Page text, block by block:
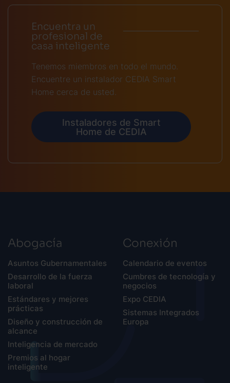
Encuentra un
profesional de
casa inteligente
Tenemos miembros en todo el mundo.
Encuentre un instalador CEDIA Smart
Home cerca de usted.
Instaladores de Smart
Home de CEDIA
Abogacía
Asuntos Gubernamentales
Desarrollo de la fuerza
laboral
Estándares y mejores
prácticas
Diseño y construcción de
alcance
Inteligencia de mercado
Premios al hogar
inteligente
Conexión
Calendario de eventos
Cumbres de tecnología y
negocios
Expo CEDIA
Sistemas Integrados
Europa